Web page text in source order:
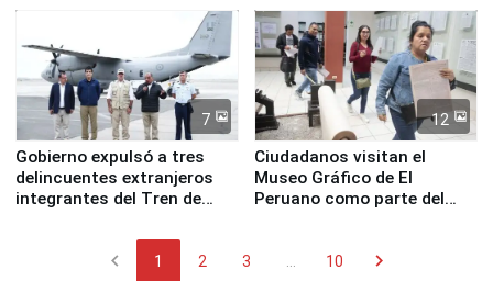
Nasca
7
Gobierno expulsó a tres
delincuentes extranjeros
integrantes del Tren de
12
Ciudadanos visitan el
Museo Gráfico de El
Peruano como parte del
chevron_left 1 2 3 ... 10 chevron_right